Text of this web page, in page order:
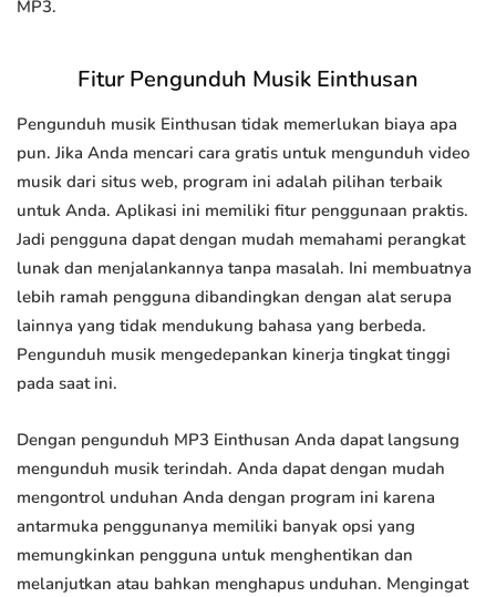
MP3.
Fitur Pengunduh Musik Einthusan
Pengunduh musik Einthusan tidak memerlukan biaya apa
pun. Jika Anda mencari cara gratis untuk mengunduh video
musik dari situs web, program ini adalah pilihan terbaik
untuk Anda. Aplikasi ini memiliki fitur penggunaan praktis.
Jadi pengguna dapat dengan mudah memahami perangkat
lunak dan menjalankannya tanpa masalah. Ini membuatnya
lebih ramah pengguna dibandingkan dengan alat serupa
lainnya yang tidak mendukung bahasa yang berbeda.
Pengunduh musik mengedepankan kinerja tingkat tinggi
pada saat ini.
Dengan pengunduh MP3 Einthusan Anda dapat langsung
mengunduh musik terindah. Anda dapat dengan mudah
mengontrol unduhan Anda dengan program ini karena
antarmuka penggunanya memiliki banyak opsi yang
memungkinkan pengguna untuk menghentikan dan
melanjutkan atau bahkan menghapus unduhan. Mengingat